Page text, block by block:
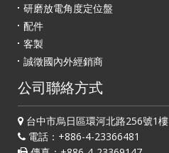
研磨放電角度定位盤
配件
客製
誠徵國內外經銷商
公司聯絡方式
台中市烏日區環河北路256號1樓
電話：+886-4-23366481